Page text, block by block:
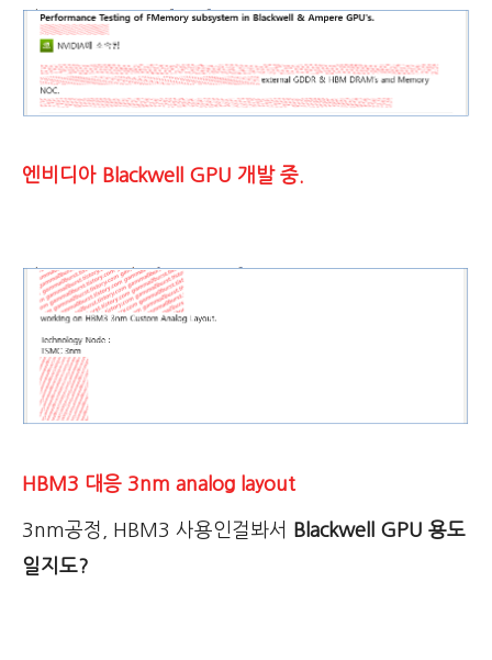
엔비디아 Blackwell GPU 개발 중.
HBM3 대응 3nm analog layout
3nm공정, HBM3 사용인걸봐서
Blackwell GPU 용도
일지도?